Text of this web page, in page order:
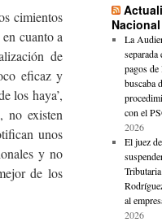
cimientos
cuanto a
de
eficaz y
los haya’,
no existen
unos
y no
de los
Nacional
La
pagos de
buscaba
con el
2026
El juez
al
2026